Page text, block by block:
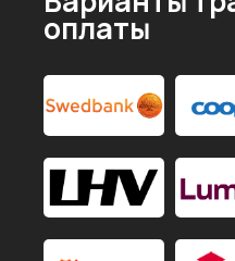
оплаты